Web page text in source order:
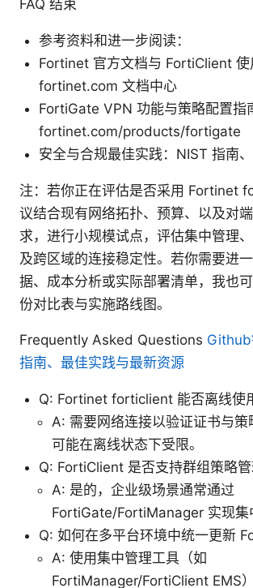
FAQ 结束
参考资料和进一步阅读：
Fortinet 官方文档与 FortiClient 使
fortinet.com 文档中心
FortiGate VPN 功能与策略配置指
fortinet.com/products/fortigate
安全与合规最佳实践：NIST 指南
注：若你正在评估是否采用 Fortinet
议结合现有网络拓扑、预算、以及对
求，进行小规模试点，评估集中管理
及跨区域的连接稳定性。若你需要进
据、成本分析或实际部署清单，我也
份对比表与实施路线图。
Frequently Asked Questions Github
指南、最佳实践与最新资源
Q: Fortinet forticlient 能否离线使
A: 需要网络连接以验证证书与策
可能在离线状态下受限。
Q: FortiClient 是否支持群组策略管
A: 是的，企业级场景通常通过
FortiGate/FortiManager 实现集
Q: 如何在多平台环境中统一更新
A: 使用集中管理工具（如
FortiManager/FortiClient EMS